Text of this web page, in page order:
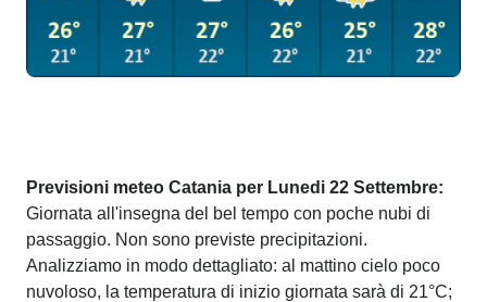
Previsioni meteo Catania per Lunedi 22 Settembre:
Giornata all'insegna del bel tempo con poche nubi di
passaggio. Non sono previste precipitazioni.
Analizziamo in modo dettagliato: al mattino cielo poco
nuvoloso, la temperatura di inizio giornata sarà di 21°C;